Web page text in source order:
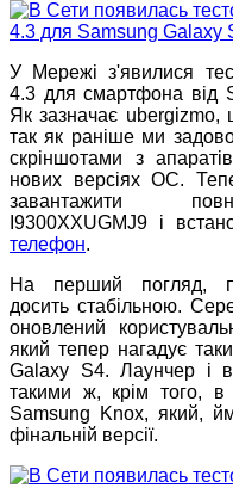
У Мережі з'явилися
4.3 для смартфона від
Як зазначає ubergizmo,
так як раніше ми
скріншотами з
нових версіях ОС.
завантажити
I9300XXUGMJ9 і
телефон.
На перший погляд,
досить стабільною.
оновлений
який тепер нагадує
Galaxy S4. Лаунчер і
такими ж, крім того, в
Samsung Knox, який,
фінальній версії.